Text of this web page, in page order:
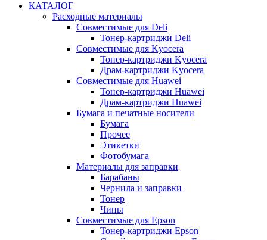
КАТАЛОГ
Расходные материалы
Совместимые для Deli
Тонер-картриджи Deli
Совместимые для Kyocera
Тонер-картриджи Kyocera
Драм-картриджи Kyocera
Совместимые для Huawei
Тонер-картриджи Huawei
Драм-картриджи Huawei
Бумага и печатные носители
Бумага
Прочее
Этикетки
Фотобумага
Материалы для заправки
Барабаны
Чернила и заправки
Тонер
Чипы
Совместимые для Epson
Тонер-картриджи Epson